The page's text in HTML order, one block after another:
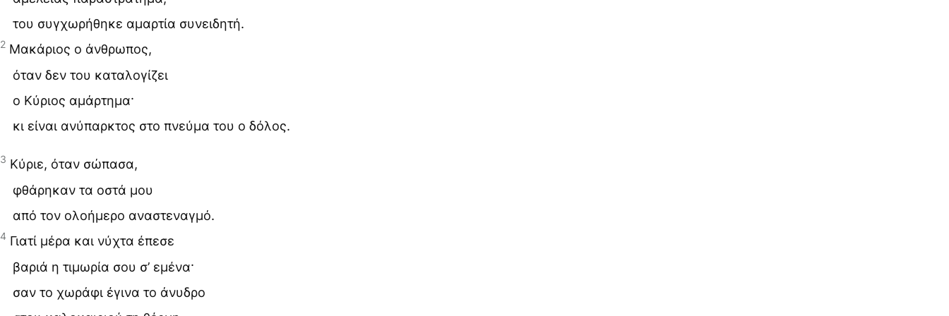
του συγχωρήθηκε αμαρτία συνειδητή.
2 Μακάριος ο άνθρωπος,
όταν δεν του καταλογίζει
ο Κύριος αμάρτημα·
κι είναι ανύπαρκτος στο πνεύμα του ο δόλος.
3 Κύριε, όταν σώπασα,
φθάρηκαν τα οστά μου
από τον ολοήμερο αναστεναγμό.
4 Γιατί μέρα και νύχτα έπεσε
βαριά η τιμωρία σου σ’ εμένα·
σαν το χωράφι έγινα το άνυδρο